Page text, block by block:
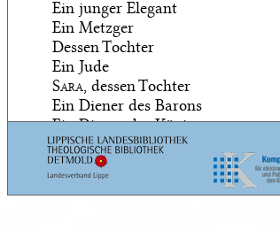
Ein junger Elegant
Ein Metzger
Dessen Tochter
Ein Jude
Sara, dessen Tochter
Ein Diener des Barons
Ein Diener des Königs
Feen. Krieger und anderes
Königs. Gefolge der Königin der
König. Aufgestellte Wachen.
Vom Bearbeiter